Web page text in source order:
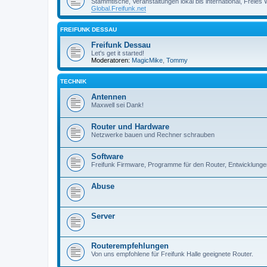
Global.Freifunk.net
FREIFUNK DESSAU
Freifunk Dessau
Let's get it started!
Moderatoren: MagicMike Tommy
TECHNIK
Antennen
Maxwell sei Dank!
Router und Hardware
Netzwerke bauen und Rechner schrauben
Software
Freifunk Firmware, Programme für den Router,
Abuse
Server
Routerempfehlungen
Von uns empfohlene für Freifunk Halle geeignete Router.